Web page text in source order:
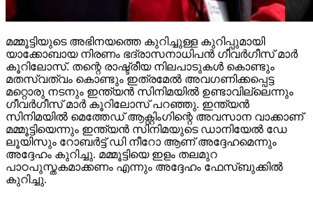
മമ്മൂട്ടിയുടെ അഭിനയത്തെ കുറിച്ചുള്ള കുറിപ്പുമായി
യാക്കോബായ നിരണം ഭദ്രാസനാധിപന്‍ ഗീവര്‍ഗീസ് മാര്‍
കൂറിലോസ്. തന്റെ രാഷ്ട്രീയ നിലപാടുകള്‍ കൊണ്ടും
മതസ്വത്വം കൊണ്ടും ഇത്രമേല്‍ അവഗണിക്കപ്പെട്ട
മറ്റൊരു നടനും ഇന്ത്യന്‍ സിനിമയില്‍ ഉണ്ടാവില്ലെന്നും
ഗീവര്‍ഗീസ് മാര്‍ കൂറിലോസ് പറഞ്ഞു. ഇന്ത്യന്‍
സിനിമയില്‍ മെത്തേഡ് ആക്റ്റിംഗിന്റെ അവസാന വാക്കാണ്
മമ്മൂട്ടിയെന്നും ഇന്ത്യന്‍ സിനിമയുടെ ഡാനിയേല്‍ ഡേ
ലൂയിസും റോബര്‍ട്ട് ഡി നീറോ ആണ് അദ്ദേഹമെന്നും
അദ്ദേഹം കുറിച്ചു. മമ്മൂട്ടിയെ ഇളം തലമുറ
പാഠപുസ്തകമാക്കണം എന്നും അദ്ദേഹം ഫേസ്ബുക്കില്‍
കുറിച്ചു.